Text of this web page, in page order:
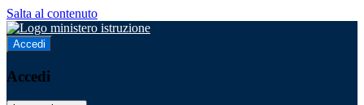
Salta al contenuto
Accedi
Accedi